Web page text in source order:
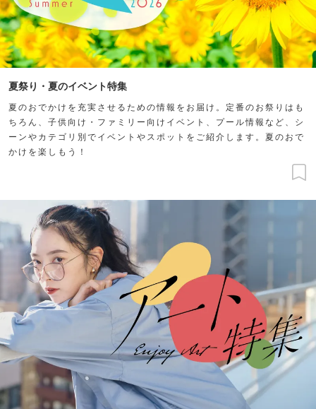
夏祭り・夏のイベント特集
夏のおでかけを充実させるための情報をお届け。定番のお祭りはも
ちろん、子供向け・ファミリー向けイベント、プール情報など、シ
ーンやカテゴリ別でイベントやスポットをご紹介します。夏のおで
かけを楽しもう！